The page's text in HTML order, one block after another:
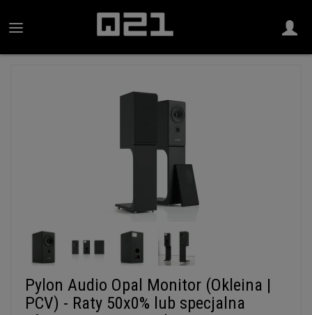
Pylon Audio Opal Monitor (Okleina |
PCV) - Raty 50x0% lub specjalna